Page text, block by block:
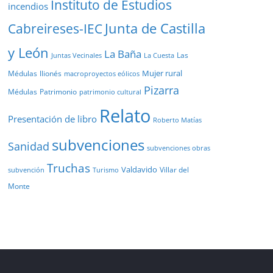
incendios Instituto de Estudios
Cabreireses-IEC Junta de Castilla
y León Juntas Vecinales La Baña La Cuesta Las
Médulas llionés macroproyectos eólicos Mujer rural
Médulas Patrimonio patrimonio cultural Pizarra
Presentación de libro Relato Roberto Matías
Sanidad subvenciones subvenciones obras
subvención Truchas Turismo Valdavido Villar del
Monte